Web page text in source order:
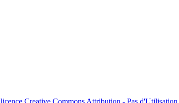
licence Creative Commons Attribution - Pas